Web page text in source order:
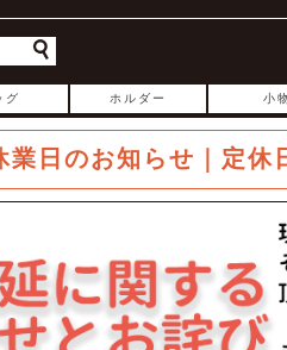
グ ホルダー 小
業日のお知らせ｜定